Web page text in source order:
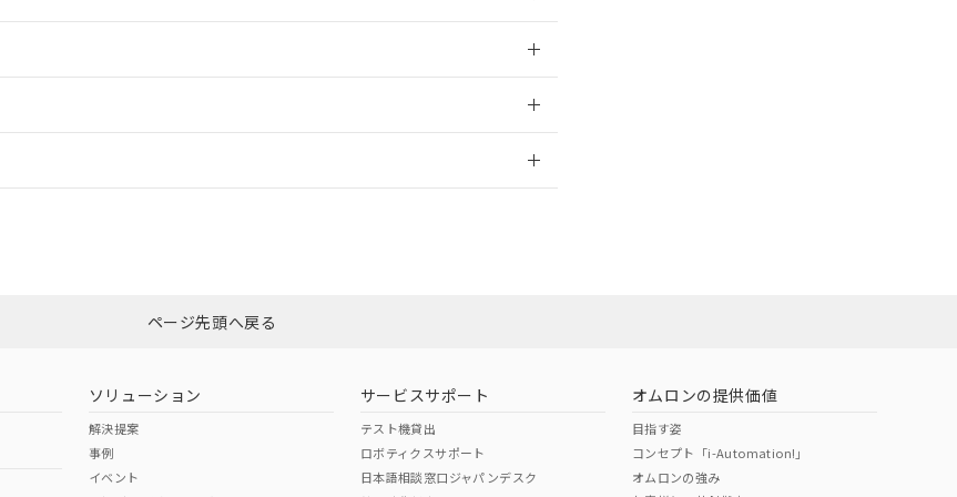
ダウンロードはこちら
（日本
（アメリカ
ページ先頭へ戻る
ソリューション
解決提案
事例
イベント
サービスサポート
テスト機貸出
ロボティクスサポート
日本語相談窓口ジャパンデスク
オムロンの提供価値
目指す姿
コンセプト「i-Automation!」
オムロンの強み